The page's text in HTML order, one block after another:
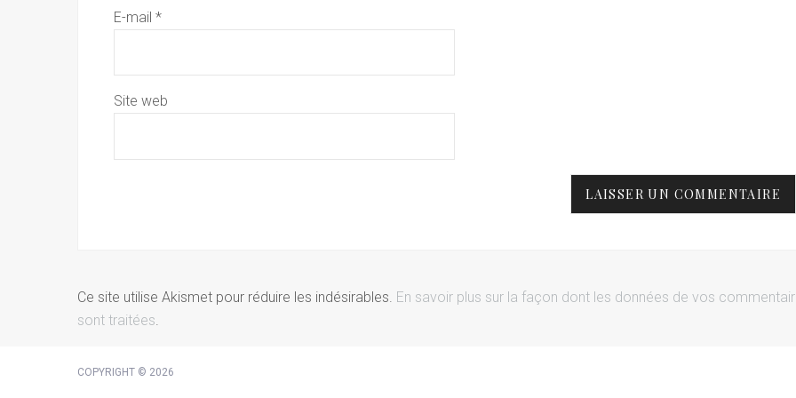
E-mail *
Site web
Ce site utilise Akismet pour réduire les indésirables. En savoir plus sur la façon dont les données de vos
sont traitées.
COPYRIGHT © 2026